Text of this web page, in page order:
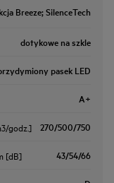
Breeze; SilenceTech
dotykowe na szkle
pasek LED
A+
godz.] 270/500/750
[dB] 43/54/66